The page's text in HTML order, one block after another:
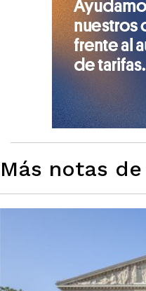
Más notas